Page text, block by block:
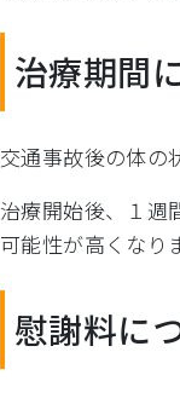
治療期間
交通事故後の体の
治療開始後、１週
可能性が高くなり
慰謝料に